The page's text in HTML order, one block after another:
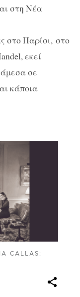
στη Νέα
στο Παρίσι, στο
, εκεί
σε
κάποια
CALLAS: